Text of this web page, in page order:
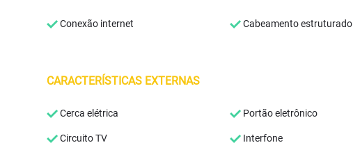
Conexão internet Cabeamento estruturado
CARACTERÍSTICAS EXTERNAS
Cerca elétrica Portão eletrônico
Circuito TV Interfone